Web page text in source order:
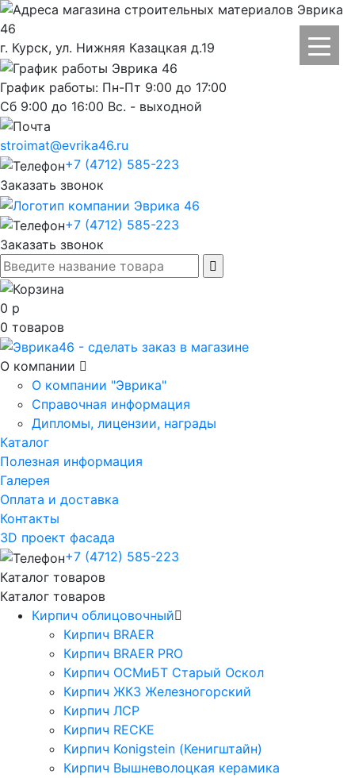
г. Курск, ул. Нижняя Казацкая д.19
График работы: Пн-Пт 9:00 до 17:00
Сб 9:00 до 16:00 Вс. - выходной
stroimat@evrika46.ru
+7 (4712) 585-223
Заказать звонок
+7 (4712) 585-223
Заказать звонок
0 р
0 товаров
О компании
О компании "Эврика"
Справочная информация
Дипломы, лицензии, награды
Каталог
Полезная информация
Галерея
Оплата и доставка
Контакты
3D проект фасада
+7 (4712) 585-223
Каталог товаров
Каталог товаров
Кирпич облицовочный
Кирпич BRAER
Кирпич BRAER PRO
Кирпич ОСМиБТ Старый Оскол
Кирпич ЖКЗ Железногорский
Кирпич ЛСР
Кирпич RECKE
Кирпич Konigstein (Кенигштайн)
Кирпич Вышневолоцкая керамика